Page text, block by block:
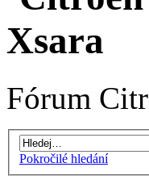
Fórum
Pokročilé hledání